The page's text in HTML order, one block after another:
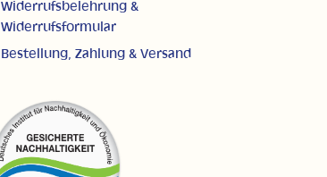
Widerrufsbelehrung &
Widerrufsformular
Bestellung, Zahlung & Versand